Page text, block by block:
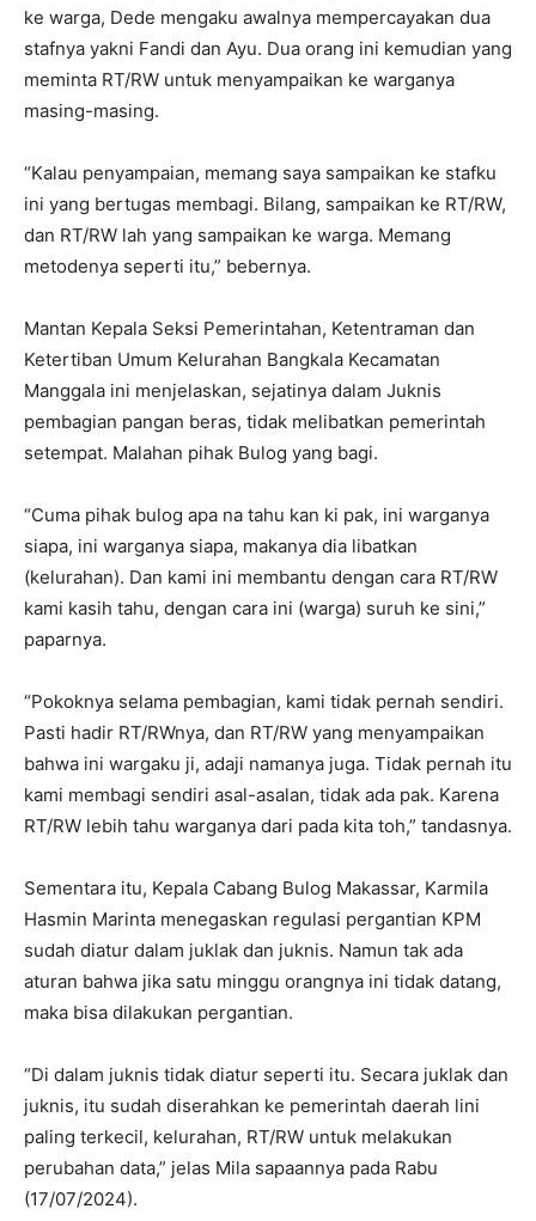
ke warga, Dede mengaku awalnya mempercayakan dua
stafnya yakni Fandi dan Ayu. Dua orang ini kemudian yang
meminta RT/RW untuk menyampaikan ke warganya
masing-masing.
“Kalau penyampaian, memang saya sampaikan ke stafku
ini yang bertugas membagi. Bilang, sampaikan ke RT/RW,
dan RT/RW lah yang sampaikan ke warga. Memang
metodenya seperti itu,” bebernya.
Mantan Kepala Seksi Pemerintahan, Ketentraman dan
Ketertiban Umum Kelurahan Bangkala Kecamatan
Manggala ini menjelaskan, sejatinya dalam Juknis
pembagian pangan beras, tidak melibatkan pemerintah
setempat. Malahan pihak Bulog yang bagi.
“Cuma pihak bulog apa na tahu kan ki pak, ini warganya
siapa, ini warganya siapa, makanya dia libatkan
(kelurahan). Dan kami ini membantu dengan cara RT/RW
kami kasih tahu, dengan cara ini (warga) suruh ke sini,”
paparnya.
“Pokoknya selama pembagian, kami tidak pernah sendiri.
Pasti hadir RT/RWnya, dan RT/RW yang menyampaikan
bahwa ini wargaku ji, adaji namanya juga. Tidak pernah itu
kami membagi sendiri asal-asalan, tidak ada pak. Karena
RT/RW lebih tahu warganya dari pada kita toh,” tandasnya.
Sementara itu, Kepala Cabang Bulog Makassar, Karmila
Hasmin Marinta menegaskan regulasi pergantian KPM
sudah diatur dalam juklak dan juknis. Namun tak ada
aturan bahwa jika satu minggu orangnya ini tidak datang,
maka bisa dilakukan pergantian.
“Di dalam juknis tidak diatur seperti itu. Secara juklak dan
juknis, itu sudah diserahkan ke pemerintah daerah lini
paling terkecil, kelurahan, RT/RW untuk melakukan
perubahan data,” jelas Mila sapaannya pada Rabu
(17/07/2024).